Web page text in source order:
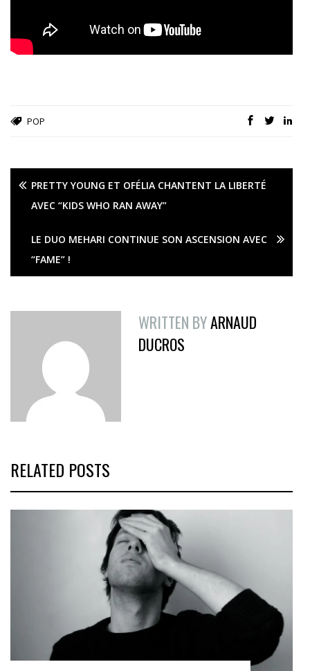
POP
PRETTY YOUNG ET OFÉLIA CHANTENT LA LIBERTÉ
AVEC “KIDS WHO RAN AWAY”
LE DUO MEHARI CONTINUE SON ASCENSION AVEC
“FAME” !
WRITTEN BYARNAUD
DUCROS
RELATED POSTS